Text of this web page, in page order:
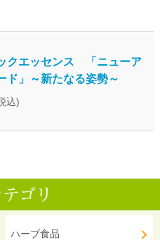
クエッセンス 「ニューア
ド」～新たなる姿勢～
込)
ハーブ食品